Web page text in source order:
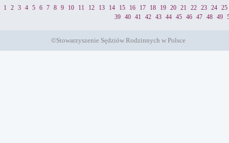
1 2 3 4 5 6 7 8 9 10 11 12 13 14 15 16 17 18 19 20 21 22 23 24
25
39
40 41 42 43 44 45 46 47 48 49
©Stowarzyszenie Sędziów Rodzinnych w Polsce